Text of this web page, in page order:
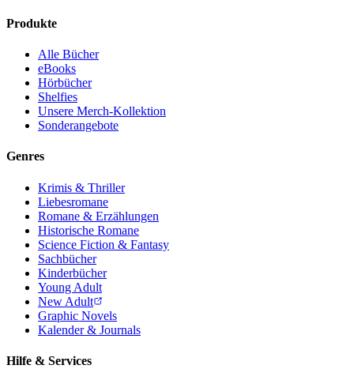
Produkte
Alle Bücher
eBooks
Hörbücher
Shelfies
Unsere Merch-Kollektion
Sonderangebote
Genres
Krimis & Thriller
Liebesromane
Romane & Erzählungen
Historische Romane
Science Fiction & Fantasy
Sachbücher
Kinderbücher
Young Adult
New Adult
Graphic Novels
Kalender & Journals
Hilfe & Services